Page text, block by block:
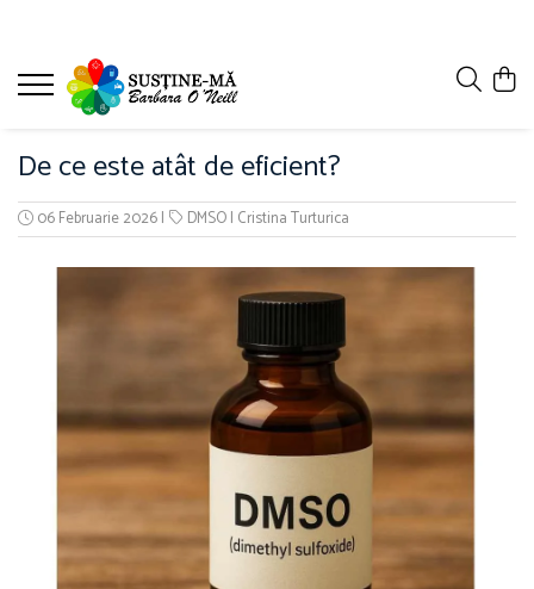
De ce este atât de eficient?
06 Februarie 2026| DMSO| Cristina Turturica